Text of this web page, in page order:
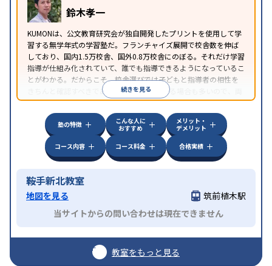
鈴木孝一
KUMONは、公文教育研究会が独自開発したプリントを使用して学
習する無学年式の学習塾だ。フランチャイズ展開で校舎数を伸ば
しており、国内1.5万校舎、国外0.8万校舎にのぼる。それだけ学習
指導が仕組み化されていて、誰でも指導できるようになっているこ
とがわかる。だからこそ、校舎選びでは子どもと指導者の相性を
きちんと確認すべきである。近所に2校舎ある場合も多いので、両
方見学してみることをオススメする。
続きを見る
塾の特徴
こんな人に
おすすめ
メリット・
デメリット
コース内容
コース料金 合格実績
鞍手新北教室
地図を見る
筑前植木駅
当サイトからの問い合わせは現在できません
教室をもっと見る